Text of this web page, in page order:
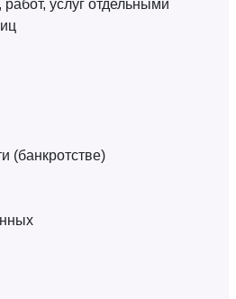
услуг отдельными
(банкротстве)